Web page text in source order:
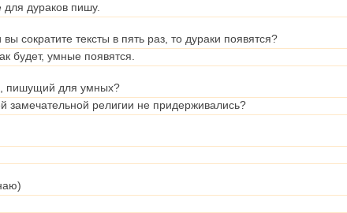
для дураков пишу.
вы сократите тексты в пять раз, то дураки появятся?
будет, умные появятся.
пишущий для умных?
замечательной религии не придерживались?